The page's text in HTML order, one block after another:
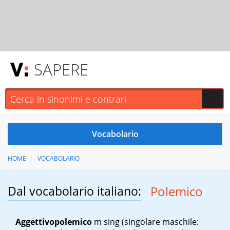
SAPERE
HOME VOCABOLARIO
Dal vocabolario italiano: Polemico
Aggettivopolemico m sing(singolare maschile: